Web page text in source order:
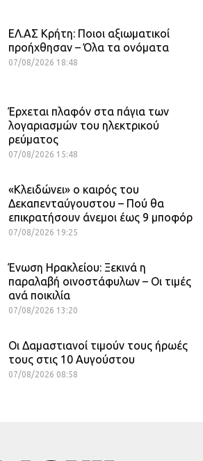
ΕΛ.ΑΣ Κρήτη: Ποιοι αξιωματικοί
προήχθησαν – Όλα τα ονόματα
07/08/2026 18:48
Έρχεται πλαφόν στα πάγια των
λογαριασμών του ηλεκτρικού
ρεύματος
07/08/2026 15:48
«Κλειδώνει» ο καιρός του
Δεκαπενταύγουστου – Πού θα
επικρατήσουν άνεμοι έως 9 μποφόρ
07/08/2026 19:25
Ένωση Ηρακλείου: Ξεκινά η
παραλαβή οινοστάφυλων – Οι τιμές
ανά ποικιλία
07/08/2026 13:20
Οι Δαμαστιανοί τιμούν τους ήρωές
τους στις 10 Αυγούστου
07/08/2026 08:58